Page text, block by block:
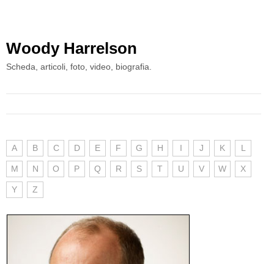
Woody Harrelson
Scheda, articoli, foto, video, biografia.
A B C D E F G H I J K L
M N O P Q R S T U V W X
Y Z